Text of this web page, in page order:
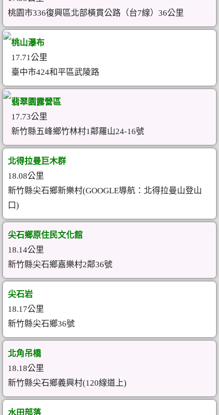
桃園市336復興區北部橫貫公路（台7線）36公里
桃山瀑布
17.71公里
臺中市424和平區武陵路
翡翠園露營區
17.73公里
新竹縣五峰鄉竹林村1鄰羅山24-16號
北得拉曼巨木群
18.08公里
新竹縣尖石鄉新樂村(GOOGLE導航：北得拉曼山登山
口)
尖石鄉原住民文化館
18.14公里
新竹縣尖石鄉嘉樂村2鄰36號
尖石岩
18.17公里
新竹縣尖石鄉36號
北角吊橋
18.18公里
新竹縣尖石鄉義興村(120線道上)
水田部落